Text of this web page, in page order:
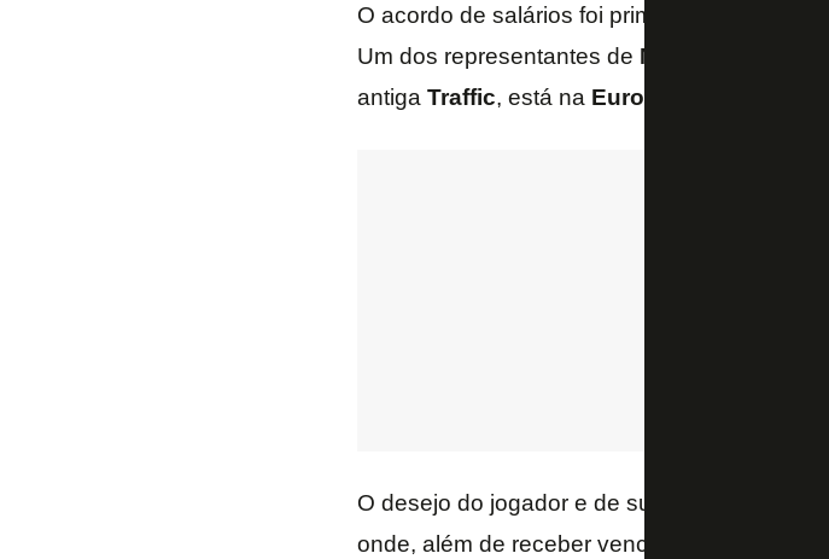
O acordo de salários foi primeiro veiculado
Um dos representantes de Marcos Paulo
antiga Traffic, está na Europa
O desejo do jogador e de sua família é por
onde, além de receber vencimentos